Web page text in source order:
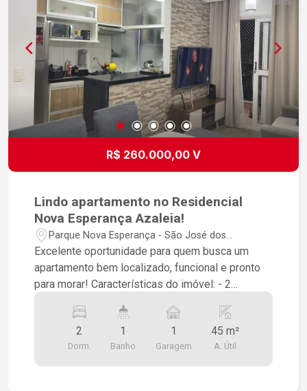
R$ 260.000,00 V
Lindo apartamento no Residencial
Nova Esperança Azaleia!
Parque Nova Esperança - São José dos
Campos/SP
Excelente oportunidade para quem busca um
apartamento bem localizado, funcional e pronto
para morar! Características do imóvel: - 2
ambientes - Cozinha planejada - Área de serviço
- Sacada - 1 vaga de garagem - 1° andar
Diferenciais: - Divisória em mármore entre a
2
Dorm.
1
Banho
1
Garagem
45 m²
A. Útil